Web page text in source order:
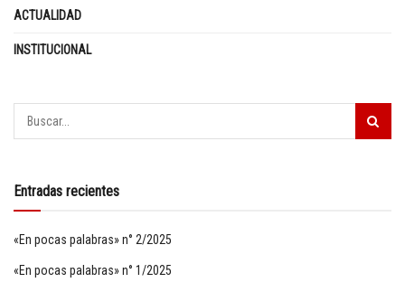
ACTUALIDAD
INSTITUCIONAL
Entradas recientes
«En pocas palabras» n° 2/2025
«En pocas palabras» n° 1/2025